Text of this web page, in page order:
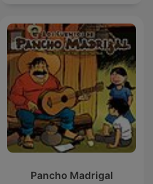
Pancho Madrigal